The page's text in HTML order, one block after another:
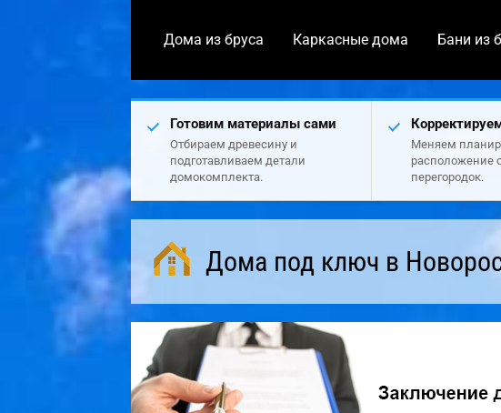
Дома из бруса Каркасные дома Бани из
Готовим материалы сами
Отбираем древесину и
подготавливаем детали
домокомплекта.
Меняем
расположение
перегородок.
Дома под ключ в